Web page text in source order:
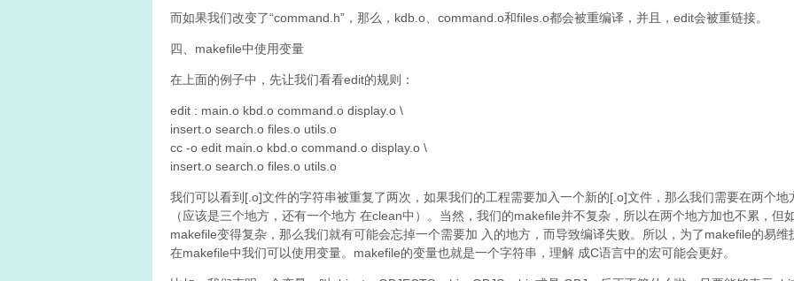
而如果我们改变了“command.h”，那么，kdb.o、command.o和files.o都会被重编译，并且，edit会被重链接。
四、makefile中使用变量
在上面的例子中，先让我们看看edit的规则：
edit : main.o kbd.o command.o display.o \
insert.o search.o files.o utils.o
cc -o edit main.o kbd.o command.o display.o \
insert.o search.o files.o utils.o
我们可以看到[.o]文件的字符串被重复了两次，如果我们的工程需要加入一个新的[.o]文件，那么我们需要在两个地
（应该是三个地方，还有一个地方 在clean中）。当然，我们的makefile并不复杂，所以在两个地方加也不累，但
makefile变得复杂，那么我们就有可能会忘掉一个需要加 入的地方，而导致编译失败。所以，为了makefile的易维
在makefile中我们可以使用变量。makefile的变量也就是一个字符串，理解 成C语言中的宏可能会更好。